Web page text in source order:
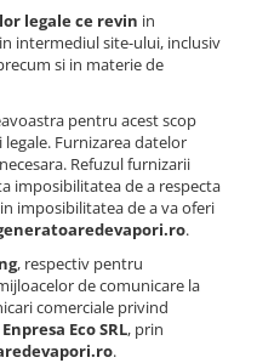
legale ce revin in
intermediul site-ului, inclusiv
si in materie de
pentru acest scop
Furnizarea datelor
Refuzul furnizarii
imposibilitatea de a respecta
imposibilitatea de a va oferi
.
, respectiv pentru
de comunicare la
comerciale privind
Enpresa Eco SRL, prin
.